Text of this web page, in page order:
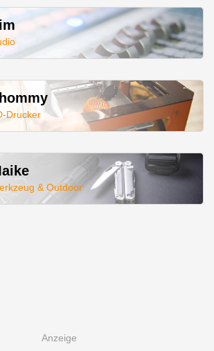
Drucker
& Outdoor